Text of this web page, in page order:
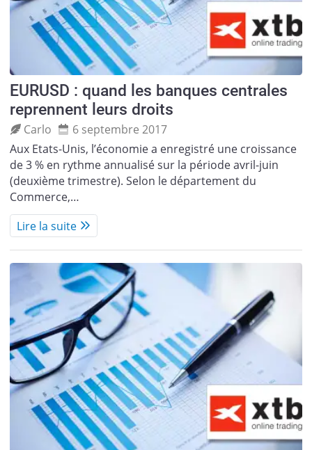
EURUSD : quand les banques centrales
reprennent leurs droits
Carlo
6 septembre 2017
Aux Etats-Unis, l’économie a enregistré une croissance
de 3 % en rythme annualisé sur la période avril-juin
(deuxième trimestre). Selon le département du
Commerce,…
Lire la suite